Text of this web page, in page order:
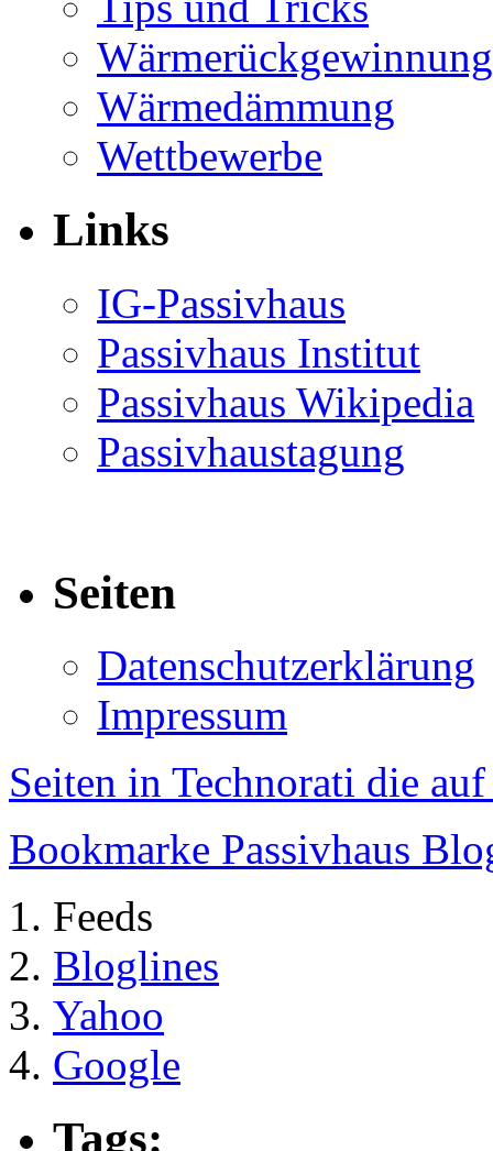
Wärmerückgewinnung
Wärmedämmung
Wettbewerbe
Links
IG-Passivhaus
Passivhaus Institut
Passivhaus Wikipedia
Passivhaustagung
Seiten
Datenschutzerklärung
Impressum
Seiten in Technorati die
Bookmarke Passivhaus
Feeds
Bloglines
Yahoo
Google
Tags: